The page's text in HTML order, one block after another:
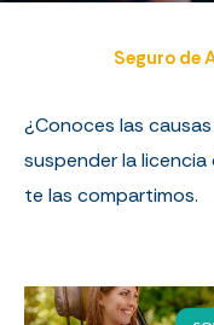
Seguro de
¿Conoces las
suspender la
te las compartimos.